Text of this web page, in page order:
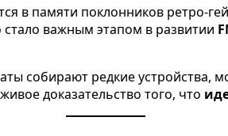
в памяти поклонников ретро-
стало важным этапом в развитии
собирают редкие
доказательство того, что